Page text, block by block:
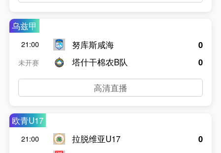
乌兹甲
21:00
未开赛
努库斯咸海
塔什干棉农B队
0
0
高清直播
欧青U17
21:00
拉脱维亚U17
0